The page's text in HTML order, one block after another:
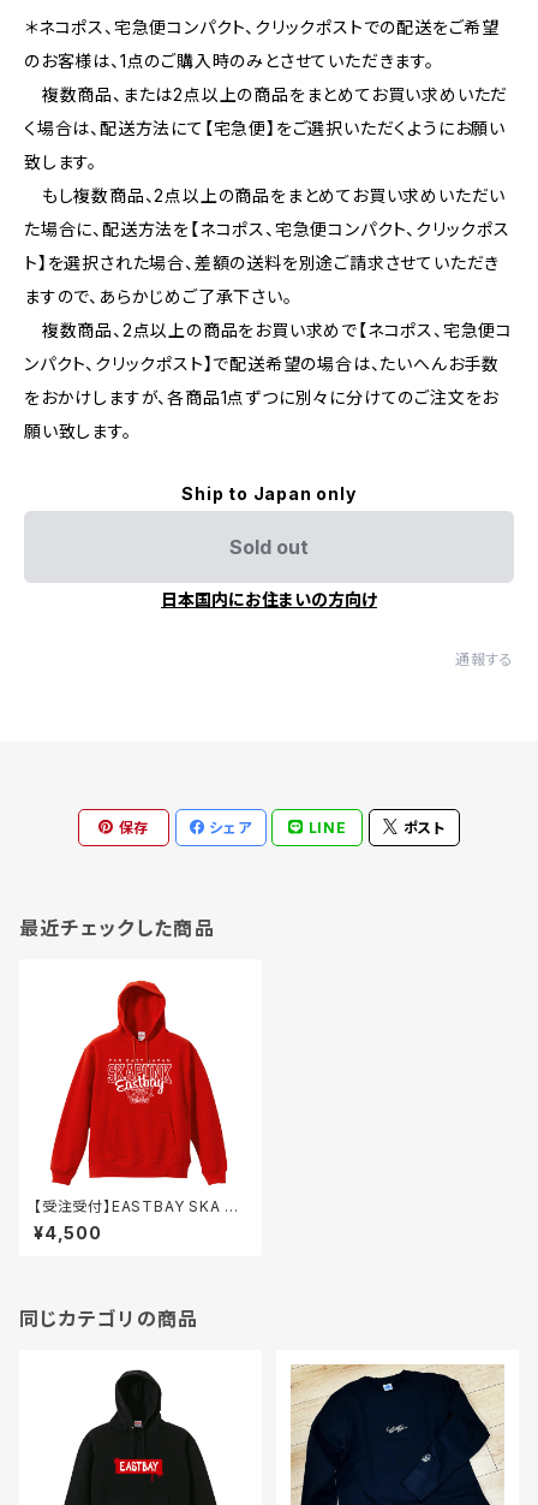
＊ネコポス、宅急便コンパクト、クリックポストでの配送をご希望
のお客様は、1点のご購入時のみとさせていただきます。
複数商品、または2点以上の商品をまとめてお買い求めいただ
く場合は、配送方法にて【宅急便】をご選択いただくようにお願い
致します。
もし複数商品、2点以上の商品をまとめてお買い求めいただい
た場合に、配送方法を【ネコポス、宅急便コンパクト、クリックポス
ト】を選択された場合、差額の送料を別途ご請求させていただき
ますので、あらかじめご了承下さい。
複数商品、2点以上の商品をお買い求めで【ネコポス、宅急便コ
ンパクト、クリックポスト】で配送希望の場合は、たいへんお手数
をおかけしますが、各商品1点ずつに別々に分けてのご注文をお
願い致します。
Ship to Japan only
Sold out
日本国内にお住まいの方向け
通報する
保存 シェア LINE ポスト
最近チェックした商品
【受注受付】EASTBAY SKA PU
NK College スウェット / フー
ディー
¥4,500
同じカテゴリの商品